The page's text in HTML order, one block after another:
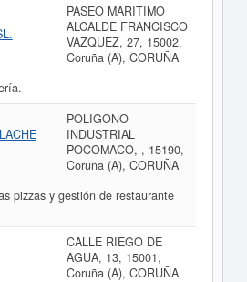
PASEO MARITIMO
ALCALDE FRANCISCO
VAZQUEZ, 27, 15002,
Coruña (A), CORUÑA
POLIGONO
INDUSTRIAL
POCOMACO, , 15190,
Coruña (A), CORUÑA
pizzas y gestión de restaurante
CALLE RIEGO DE
AGUA, 13, 15001,
Coruña (A), CORUÑA